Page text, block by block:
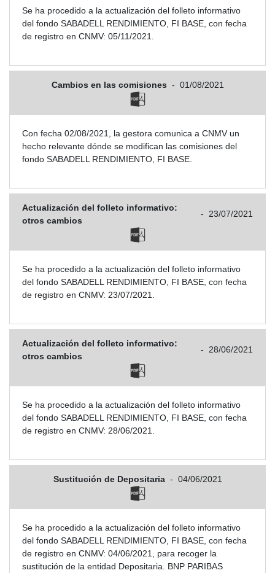
Se ha procedido a la actualización del folleto informativo
del fondo SABADELL RENDIMIENTO, FI BASE, con fecha
de registro en CNMV: 05/11/2021.
Cambios en las comisiones - 01/08/2021
Con fecha 02/08/2021, la gestora comunica a CNMV un
hecho relevante dónde se modifican las comisiones del
fondo SABADELL RENDIMIENTO, FI BASE.
Actualización del folleto informativo:
otros cambios
- 23/07/2021
Se ha procedido a la actualización del folleto informativo
del fondo SABADELL RENDIMIENTO, FI BASE, con fecha
de registro en CNMV: 23/07/2021.
Actualización del folleto informativo:
otros cambios
- 28/06/2021
Se ha procedido a la actualización del folleto informativo
del fondo SABADELL RENDIMIENTO, FI BASE, con fecha
de registro en CNMV: 28/06/2021.
Sustitución de Depositaria - 04/06/2021
Se ha procedido a la actualización del folleto informativo
del fondo SABADELL RENDIMIENTO, FI BASE, con fecha
de registro en CNMV: 04/06/2021, para recoger la
sustitución de la entidad Depositaria. BNP PARIBAS